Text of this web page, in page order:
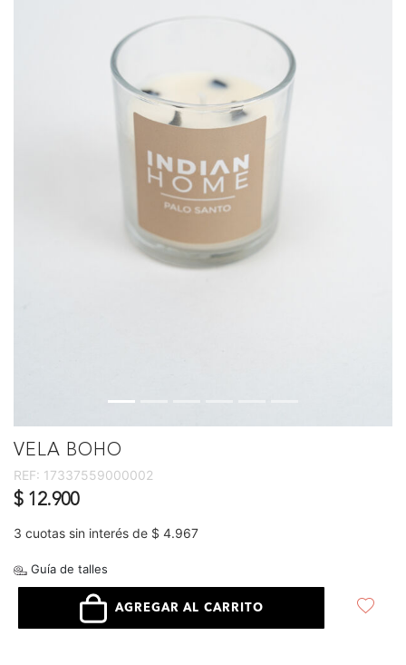
VELA BOHO
REF: 17337559000002
$ 12.900
3 cuotas sin interés de $ 4.967
Guía de talles
AGREGAR AL CARRITO